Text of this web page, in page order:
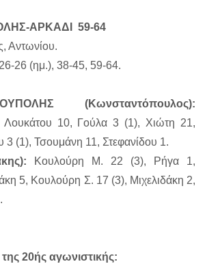
ΑΡΚΑΔΙ 59-64
Αντωνίου.
26 (ημ.), 38-45, 59-64.
(Κωνσταντόπουλος):
Λουκάτου 10, Γούλα 3 (1), Χιώτη 21,
(1), Τσουμάνη 11, Στεφανίδου 1.
Κουλούρη Μ. 22 (3), Ρήγα 1,
5, Κουλούρη Σ. 17 (3), Μιχελιδάκη 2,
20ής αγωνιστικής: